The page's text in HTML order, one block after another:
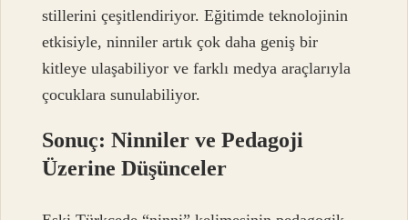
stillerini çeşitlendiriyor. Eğitimde teknolojinin
etkisiyle, ninniler artık çok daha geniş bir
kitleye ulaşabiliyor ve farklı medya araçlarıyla
çocuklara sunulabiliyor.
Sonuç: Ninniler ve Pedagoji
Üzerine Düşünceler